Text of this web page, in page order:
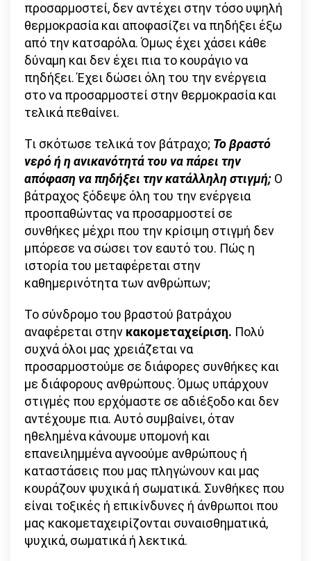
προσαρμοστεί, δεν αντέχει στην τόσο υψηλή
θερμοκρασία και αποφασίζει να πηδήξει έξω
από την κατσαρόλα. Όμως έχει χάσει κάθε
δύναμη και δεν έχει πια το κουράγιο να
πηδήξει. Έχει δώσει όλη του την ενέργεια
στο να προσαρμοστεί στην θερμοκρασία και
τελικά πεθαίνει.
Τι σκότωσε τελικά τον βάτραχο; Το βραστό
νερό ή η ανικανότητά του να πάρει την
απόφαση να πηδήξει την κατάλληλη στιγμή; Ο
βάτραχος ξόδεψε όλη του την ενέργεια
προσπαθώντας να προσαρμοστεί σε
συνθήκες μέχρι που την κρίσιμη στιγμή δεν
μπόρεσε να σώσει τον εαυτό του. Πώς η
ιστορία του μεταφέρεται στην
καθημερινότητα των ανθρώπων;
Το σύνδρομο του βραστού βατράχου
αναφέρεται στην κακομεταχείριση. Πολύ
συχνά όλοι μας χρειάζεται να
προσαρμοστούμε σε διάφορες συνθήκες και
με διάφορους ανθρώπους. Όμως υπάρχουν
στιγμές που ερχόμαστε σε αδιέξοδο και δεν
αντέχουμε πια. Αυτό συμβαίνει, όταν
ηθελημένα κάνουμε υπομονή και
επανειλημμένα αγνοούμε ανθρώπους ή
καταστάσεις που μας πληγώνουν και μας
κουράζουν ψυχικά ή σωματικά. Συνθήκες που
είναι τοξικές ή επικίνδυνες ή άνθρωποι που
μας κακομεταχειρίζονται συναισθηματικά,
ψυχικά, σωματικά ή λεκτικά.